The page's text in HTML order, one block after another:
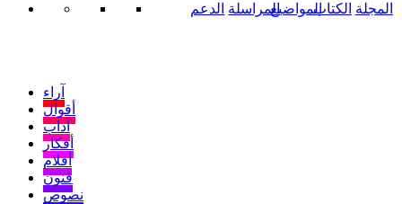
الدعم المراسلةالمواضيعالكتاب المجلة
آراء
أقوال
آداب
أفكار
أفلام
فنون
نصوص